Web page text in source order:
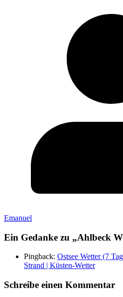
Emanuel
Ein Gedanke zu „Ahlbeck
Pingback: Ostsee Wetter (7
Strand | Küsten-Wetter
Schreibe einen Kommentar